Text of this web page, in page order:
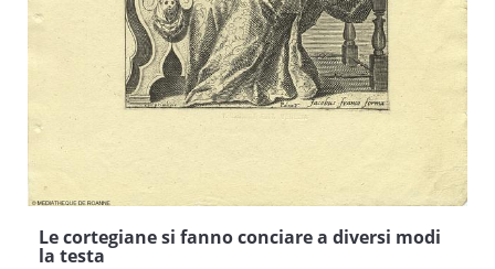
Le cortegiane si fanno conciare a diversi modi
la testa